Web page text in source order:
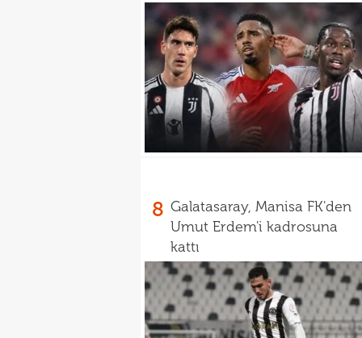
8 Galatasaray, Manisa FK'den
Umut Erdem'i kadrosuna
kattı